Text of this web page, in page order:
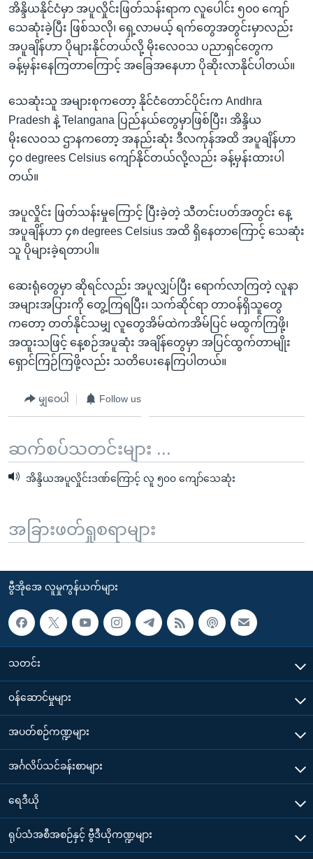
ကြည့်
ရှာဖွေ
ကျော်
ရန်
ဘာသာစကားများ
အိန္ဒိယနိုင်ငံမှာ အပူလှိုင်းဖြတ်သန်းရာက လူပေါင်း ၅၀၀ ကျော်
သေဆုံးခဲ့ပြီး ဖြစ်သလို၊ ရှေ့လာမယ့် ရက်တွေအတွင်းမှာလည်း
အပူချိန်ဟာ ပိုများနိုင်တယ်လို့ မိုးလေဝသ ပညာရှင်တွေက
ခန့်မှန်းနေကြတာကြောင့် အခြေအနေဟာ ပိုဆိုးလာနိုင်ပါတယ်။
သေဆုံးသူ အများစုကတော့ နိုင်ငံတောင်ပိုင်းက Andhra
Pradesh နဲ့ Telangana ပြည်နယ်တွေမှာဖြစ်ပြီး၊ အိန္ဒိယ
မိုးလေဝသ ဌာနကတော့ အနည်းဆုံး ဒီလကုန်အထိ အပူချိန်ဟာ
၄၀ degrees Celsius ကျော်နိုင်တယ်လို့လည်း ခန့်မှန်းထားပါ
တယ်။
အပူလှိုင်း ဖြတ်သန်းမှုကြောင့် ပြီးခဲ့တဲ့ သီတင်းပတ်အတွင်း နေ့
အပူချိန်ဟာ ၄၈ degrees Celsius အထိ ရှိနေတာကြောင့် သေဆုံး
သူ ပိုများခဲ့ရတာပါ။
ဆေးရုံတွေမှာ ဆိုရင်လည်း အပူလျှပ်ပြီး ရောက်လာကြတဲ့ လူနာ
အများအပြားကို တွေ့ကြရပြီး၊ သက်ဆိုင်ရာ တာဝန်ရှိသူတွေ
ကတော့ တတ်နိုင်သမျှ လူတွေအိမ်ထဲကအိမ်ပြင် မထွက်ကြဖို့၊
အထူးသဖြင့် နေ့စဉ်အပူဆုံး အချိန်တွေမှာ အပြင်ထွက်တာမျိုး
ရှောင်ကြဉ်ကြဖို့လည်း သတိပေးနေကြပါတယ်။
မျှဝေပါ Follow us
ဆက်စပ်သတင်းများ ...
အိန္ဒိယအပူလှိုင်းဒဏ်ကြောင့် လူ ၅၀၀ ကျော်သေဆုံး
အခြားဖတ်ရှုစရာများ
ဗွီအိုအေ လူမှုကွန်ယက်များ
သတင်း
၀န်ဆောင်မှုများ
အပတ်စဉ်ကဏ္ဍများ
အင်္ဂလိပ်သင်ခန်းစာများ
ရေဒီယို
ရုပ်သံအစီအစဉ်နှင့် ဗွီဒီယိုကဏ္ဍများ